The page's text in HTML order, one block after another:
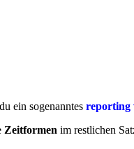
ein sogenanntes reporting
Zeitformen im restlichen